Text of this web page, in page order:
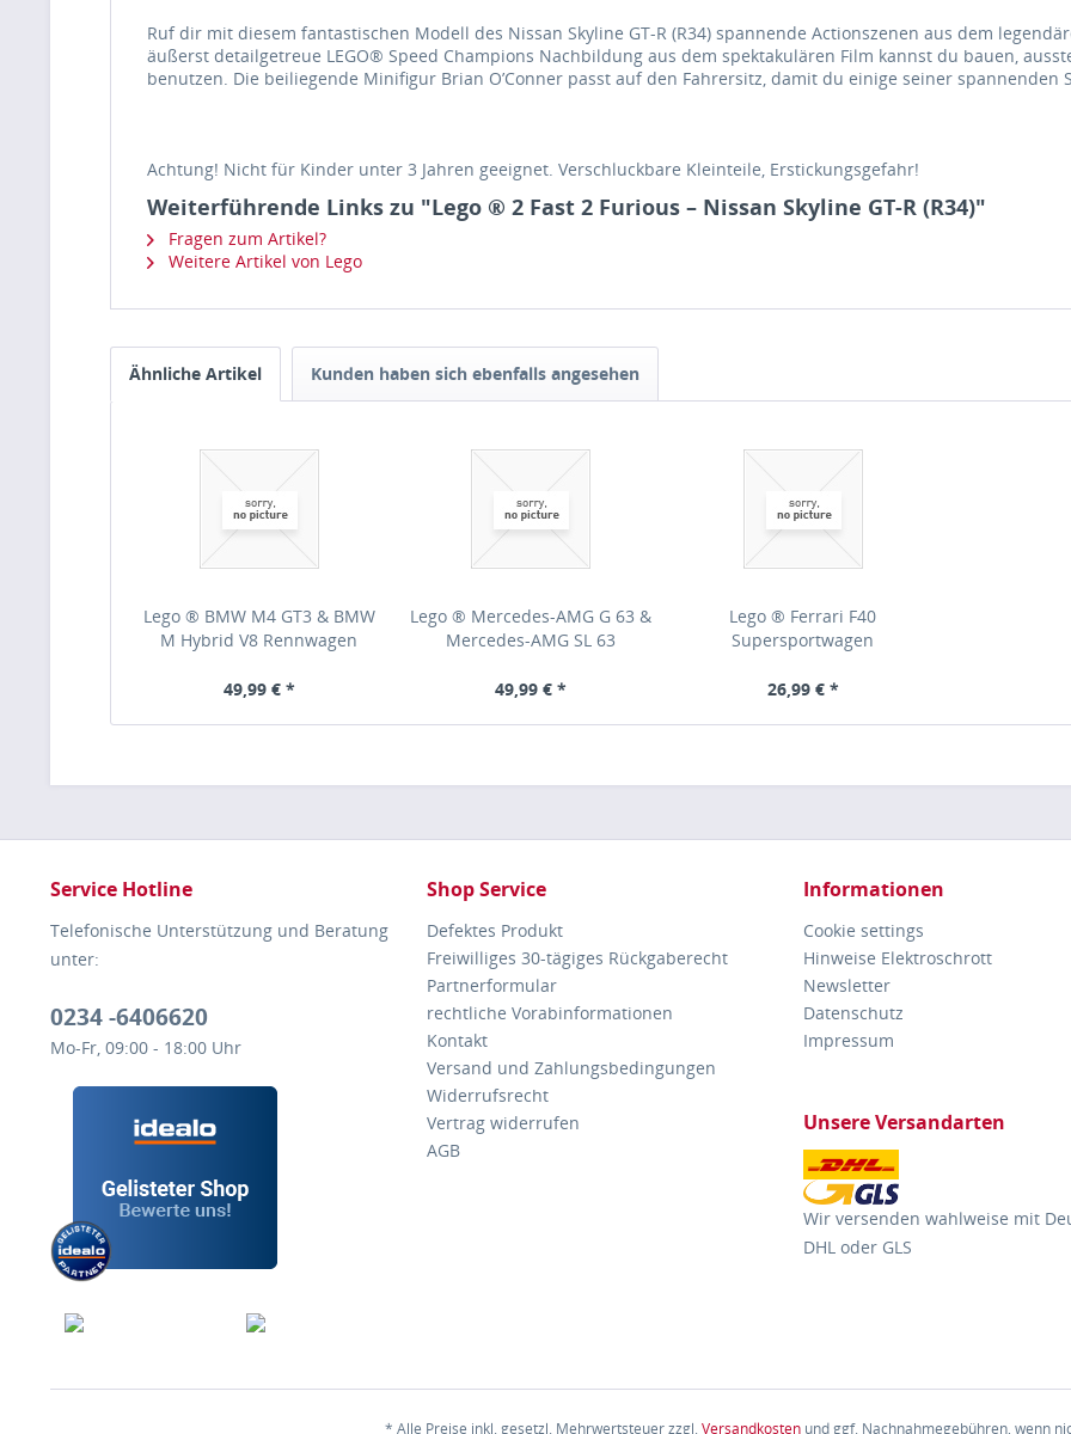
Ruf dir mit diesem fantastischen Modell des Nissan Skyline GT-R (R34) spannende Actionszenen aus dem
äußerst detailgetreue LEGO® Speed Champions Nachbildung aus dem spektakulären Film kannst du bauen,
benutzen. Die beiliegende Minifigur Brian O’Conner passt auf den Fahrersitz, damit du einige seiner spannenden
Achtung! Nicht für Kinder unter 3 Jahren geeignet. Verschluckbare Kleinteile, Erstickungsgefahr!
Weiterführende Links zu "Lego ® 2 Fast 2 Furious – Nissan Skyline GT-R (R34)"
Fragen zum Artikel?
Weitere Artikel von Lego
Ähnliche Artikel Kunden haben sich ebenfalls angesehen
Lego ® BMW M4 GT3 & BMW
M Hybrid V8 Rennwagen
49,99 € *
Lego ® Mercedes-AMG G 63 &
Mercedes-AMG SL 63
49,99 € *
Lego ® Ferrari F40
Supersportwagen
26,99 € *
Service Hotline
Telefonische Unterstützung und Beratung
unter:
0234 -6406620
Mo-Fr, 09:00 - 18:00 Uhr
Shop Service
Defektes Produkt
Freiwilliges 30-tägiges Rückgaberecht
Partnerformular
rechtliche Vorabinformationen
Kontakt
Versand und Zahlungsbedingungen
Widerrufsrecht
Vertrag widerrufen
AGB
Informationen
Cookie settings
Hinweise Elektroschrott
Newsletter
Datenschutz
Impressum
Unsere Versandarten
Wir versenden wahlweise mit
DHL oder GLS
* Alle Preise inkl. gesetzl. Mehrwertsteuer zzgl.Versandkostenund ggf. Nachnahmegebühren, wenn